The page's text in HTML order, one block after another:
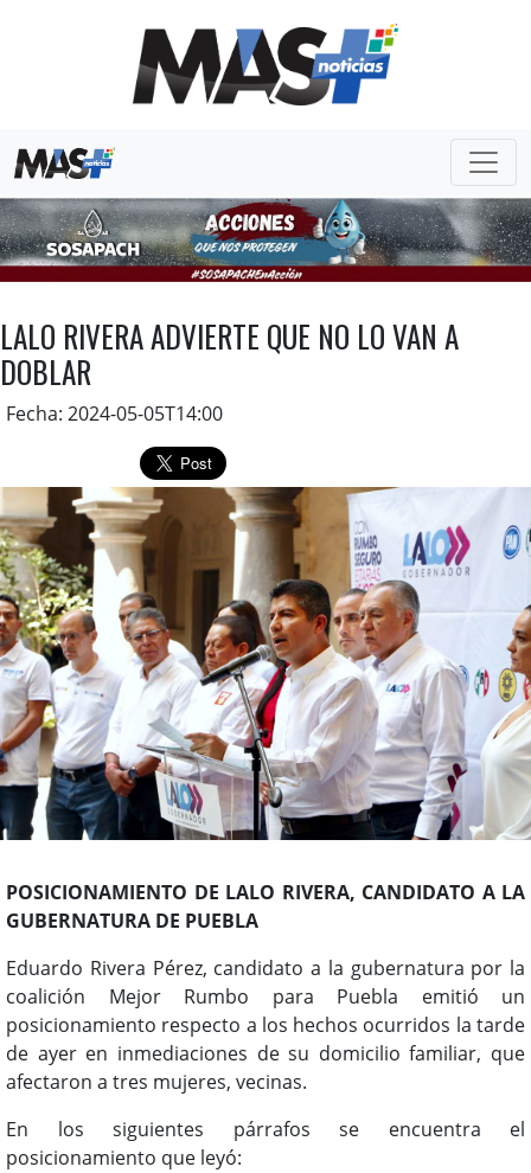
LALO RIVERA ADVIERTE QUE NO LO VAN A
DOBLAR
Fecha: 2024-05-05T14:00
POSICIONAMIENTO DE LALO RIVERA, CANDIDATO A LA
GUBERNATURA DE PUEBLA
Eduardo Rivera Pérez, candidato a la gubernatura por la
coalición Mejor Rumbo para Puebla emitió un
posicionamiento respecto a los hechos ocurridos la tarde
de ayer en inmediaciones de su domicilio familiar, que
afectaron a tres mujeres, vecinas.
En los siguientes párrafos se encuentra el
posicionamiento que leyó: